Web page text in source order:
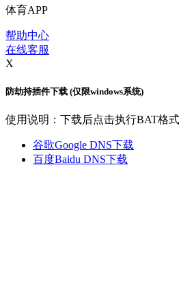
体育APP
帮助中心
在线客服
X
防劫持插件下载 (仅限windows系统)
使用说明：下载后点击执行BAT格
谷歌Google DNS下载
百度Baidu DNS下载